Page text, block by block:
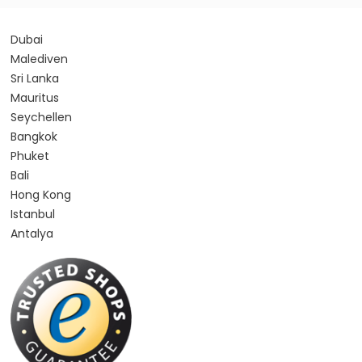
Dubai
Malediven
Sri Lanka
Mauritus
Seychellen
Bangkok
Phuket
Bali
Hong Kong
Istanbul
Antalya